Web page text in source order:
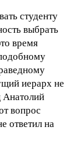
студенту
выбрать
время
иерарх не
Анатолий
вопрос
ответил на